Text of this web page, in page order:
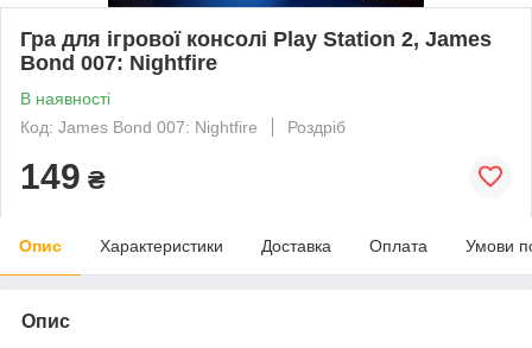
Гра для ігрової консолі Play Station 2, James
Bond 007: Nightfire
В наявності
Код: James Bond 007: Nightfire
Роздріб
149 ₴
Опис Характеристики Доставка Оплата Умови
Опис